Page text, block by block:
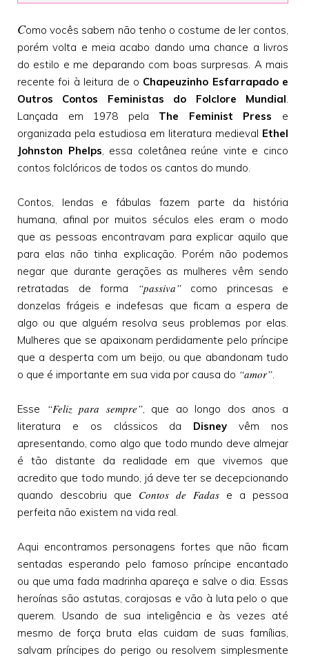
Como vocês sabem não tenho o costume de ler contos,
porém volta e meia acabo dando uma chance a livros
do estilo e me deparando com boas surpresas. A mais
recente foi à leitura de o Chapeuzinho Esfarrapado e
Outros Contos Feministas do Folclore Mundial.
Lançada em 1978 pela The Feminist Press e
organizada pela estudiosa em literatura medieval Ethel
Johnston Phelps, essa coletânea reúne vinte e cinco
contos folclóricos de todos os cantos do mundo.
Contos, lendas e fábulas fazem parte da história
humana, afinal por muitos séculos eles eram o modo
que as pessoas encontravam para explicar aquilo que
para elas não tinha explicação. Porém não podemos
negar que durante gerações as mulheres vêm sendo
retratadas de forma
“passiva”como princesas e
donzelas frágeis e indefesas que ficam a espera de
algo ou que alguém resolva seus problemas por elas.
Mulheres que se apaixonam perdidamente pelo príncipe
que a desperta com um beijo, ou que abandonam tudo
o que é importante em sua vida por causa do “amor”.
Esse “Feliz para sempre”, que ao longo dos anos a
literatura e os clássicos da Disney vêm nos
apresentando, como algo que todo mundo deve almejar
é tão distante da realidade em que vivemos que
acredito que todo mundo, já deve ter se decepcionando
quando descobriu que Contos de Fadas e a pessoa
perfeita não existem na vida real.
Aqui encontramos personagens fortes que não ficam
sentadas esperando pelo famoso príncipe encantado
ou que uma fada madrinha apareça e salve o dia. Essas
heroínas são astutas, corajosas e vão à luta pelo o que
querem. Usando de sua inteligência e às vezes até
mesmo de força bruta elas cuidam de suas famílias,
salvam príncipes do perigo ou resolvem simplesmente